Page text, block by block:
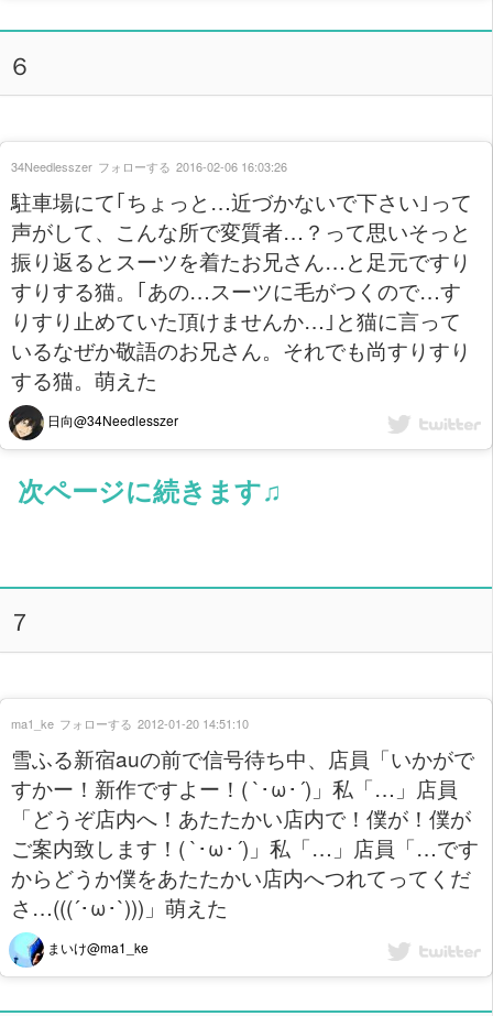
６
駐車場にて｢ちょっと…近づかないで下さい｣って
声がして、こんな所で変質者…？って思いそっと
振り返るとスーツを着たお兄さん…と足元ですり
すりする猫。｢あの…スーツに毛がつくので…す
りすり止めていた頂けませんか…｣と猫に言って
いるなぜか敬語のお兄さん。それでも尚すりすり
する猫。萌えた
日向@34Needlesszer
34Needlesszer フォローする 2016-02-06 16:03:26
次ページに続きます♫
７
雪ふる新宿auの前で信号待ち中、店員「いかがで
すかー！新作ですよー！( `･ω･´)」私「…」店員
「どうぞ店内へ！あたたかい店内で！僕が！僕が
ご案内致します！( `･ω･´)」私「…」店員「…です
からどうか僕をあたたかい店内へつれてってくだ
さ…(((´･ω･`)))」萌えた
まいけ@ma1_ke
ma1_ke フォローする 2012-01-20 14:51:10